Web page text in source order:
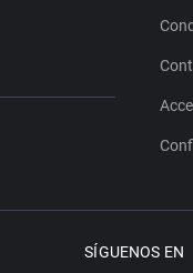
SÍGUENOS EN